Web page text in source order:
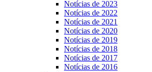
Notícias de 2023
Notícias de 2022
Notícias de 2021
Notícias de 2020
Notícias de 2019
Notícias de 2018
Notícias de 2017
Notícias de 2016